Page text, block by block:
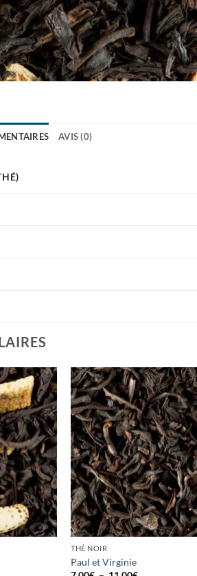
AVIS (0)
Ajouter
à la
wishlist
THÉ NOIR
Paul et Virginie